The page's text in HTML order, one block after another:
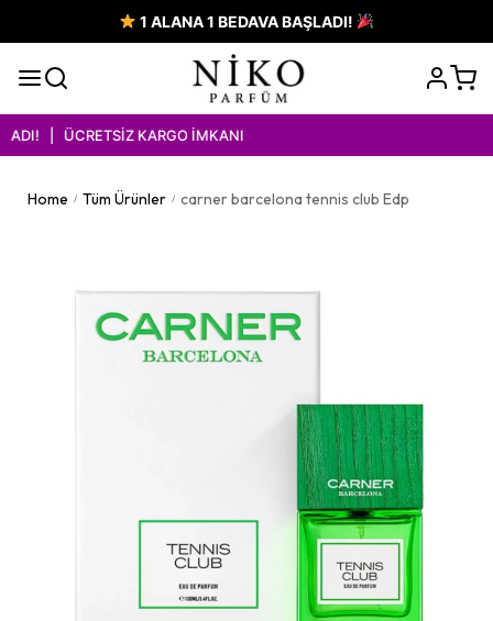
1 ALANA 1 BEDAVA BAŞLADI!
| ÜCRETSİZ KARGO İMKANI
Home / Tüm Ürünler / carner barcelona tennis club Edp